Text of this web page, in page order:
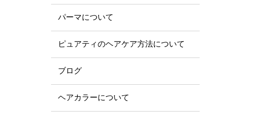
パーマについて
ピュアティのヘアケア方法について
ブログ
ヘアカラーについて